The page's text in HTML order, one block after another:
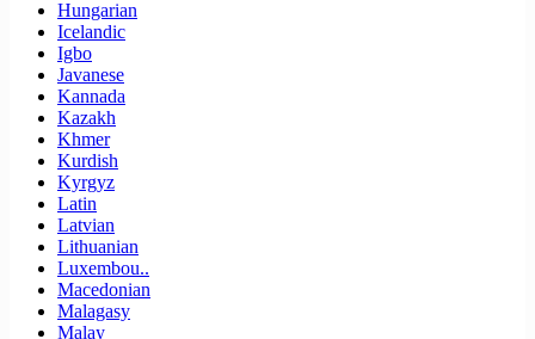
Hungarian
Icelandic
Igbo
Javanese
Kannada
Kazakh
Khmer
Kurdish
Kyrgyz
Latin
Latvian
Lithuanian
Luxembou..
Macedonian
Malagasy
Malay